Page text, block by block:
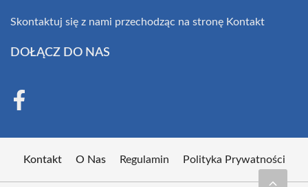
Skontaktuj się z nami przechodząc na stronę Kontakt
DOŁĄCZ DO NAS
Kontakt O Nas Regulamin Polityka Prywatności